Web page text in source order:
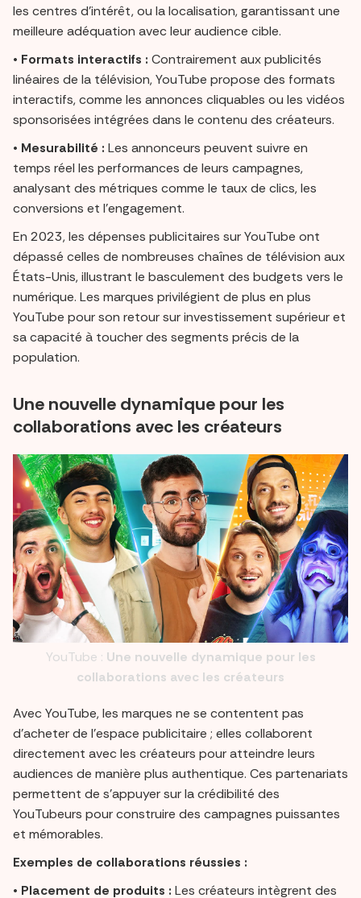
les centres d’intérêt, ou la localisation, garantissant une
meilleure adéquation avec leur audience cible.
• Formats interactifs : Contrairement aux publicités
linéaires de la télévision, YouTube propose des formats
interactifs, comme les annonces cliquables ou les vidéos
sponsorisées intégrées dans le contenu des créateurs.
• Mesurabilité : Les annonceurs peuvent suivre en
temps réel les performances de leurs campagnes,
analysant des métriques comme le taux de clics, les
conversions et l’engagement.
En 2023, les dépenses publicitaires sur YouTube ont
dépassé celles de nombreuses chaînes de télévision aux
États-Unis, illustrant le basculement des budgets vers le
numérique. Les marques privilégient de plus en plus
YouTube pour son retour sur investissement supérieur et
sa capacité à toucher des segments précis de la
population.
Une nouvelle dynamique pour les
collaborations avec les créateurs
YouTube : Une nouvelle dynamique pour les
collaborations avec les créateurs
Avec YouTube, les marques ne se contentent pas
d’acheter de l’espace publicitaire ; elles collaborent
directement avec les créateurs pour atteindre leurs
audiences de manière plus authentique. Ces partenariats
permettent de s’appuyer sur la crédibilité des
YouTubeurs pour construire des campagnes puissantes
et mémorables.
Exemples de collaborations réussies :
• Placement de produits : Les créateurs intègrent des